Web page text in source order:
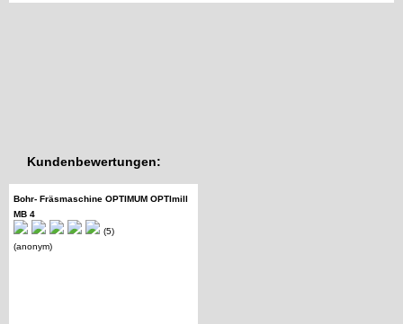
Kundenbewertungen:
Bohr- Fräsmaschine OPTIMUM OPTImill
MB 4
(5)
(anonym)